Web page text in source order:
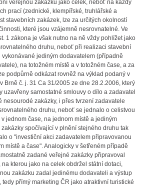
veřejnou zakázku jako celek, neboť na každý
prací (zednické, klempířské, truhlářské a
stavebních zakázek, lze za určitých okolností
které jsou vzájemně nesrovnatelné. Ve
1 zákona je však nutno na ně vždy pohlížet jako
druhu, neboť při realizaci stavební
jediným dodavatelem (případně
na totožném místě a v totožném čase, a za
podpůrně odkázat rovněž na výklad podaný v
Brně č. j. 31 Ca 31/2005 ze dne 28.2.2006, který
uzavřeny samostatné smlouvy o dílo a zadavatel
zakázky, i přes tvrzení zadavatele
druhu, neboť se jednalo o celistvou
jednom čase, na jednom místě a jediným
spočívající v plnění stejného druhu tak
o "investiční akci zadavatelem připravovanou
místě a čase". Analogicky v šetřeném případě
zadané veřejné zakázky připravoval
kterou jako na celek obdržel státní dotaci,
zakázku zadal jedinému dodavateli a výstup
tedy přímý marketing ČR jako atraktivní turistické